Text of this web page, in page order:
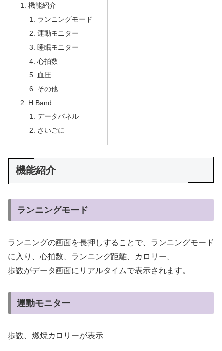
機能紹介
ランニングモード
運動モニター
睡眠モニター
心拍数
血圧
その他
H Band
データパネル
さいごに
機能紹介
ランニングモード
ランニングの画面を長押しすることで、ランニングモード
に入り、心拍数、ランニング距離、カロリー、
歩数がデータ画面にリアルタイムで表示されます。
運動モニター
歩数、燃焼カロリーが表示